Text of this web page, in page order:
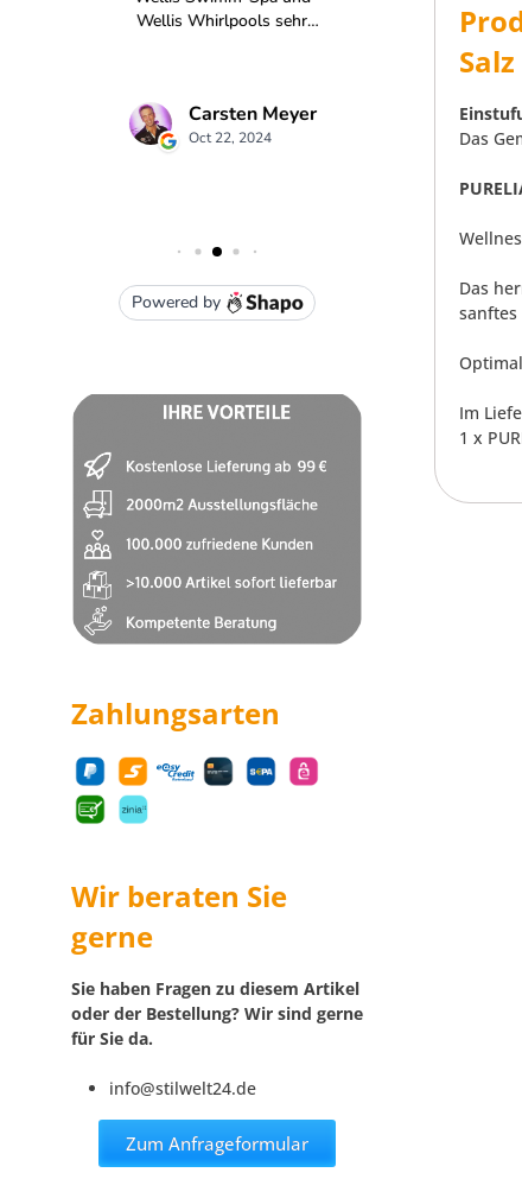
Zahlungsarten
Wir beraten Sie
gerne
Sie haben Fragen zu diesem Artikel
oder der Bestellung? Wir sind gerne
für Sie da.
info@stilwelt24.de
Zum Anfrageformular
Das
Das
Im
1 x